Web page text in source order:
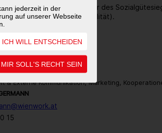
jederzeit in der
auf unserer Webseite
ICH WILL ENTSCHEIDEN
SOLL'S RECHT SEIN
Ökoprofit-Betrieb, Träger des
für Unternehmensqualität).
sehr viel vor.
& Externe Kommunikation, Marketing,
15